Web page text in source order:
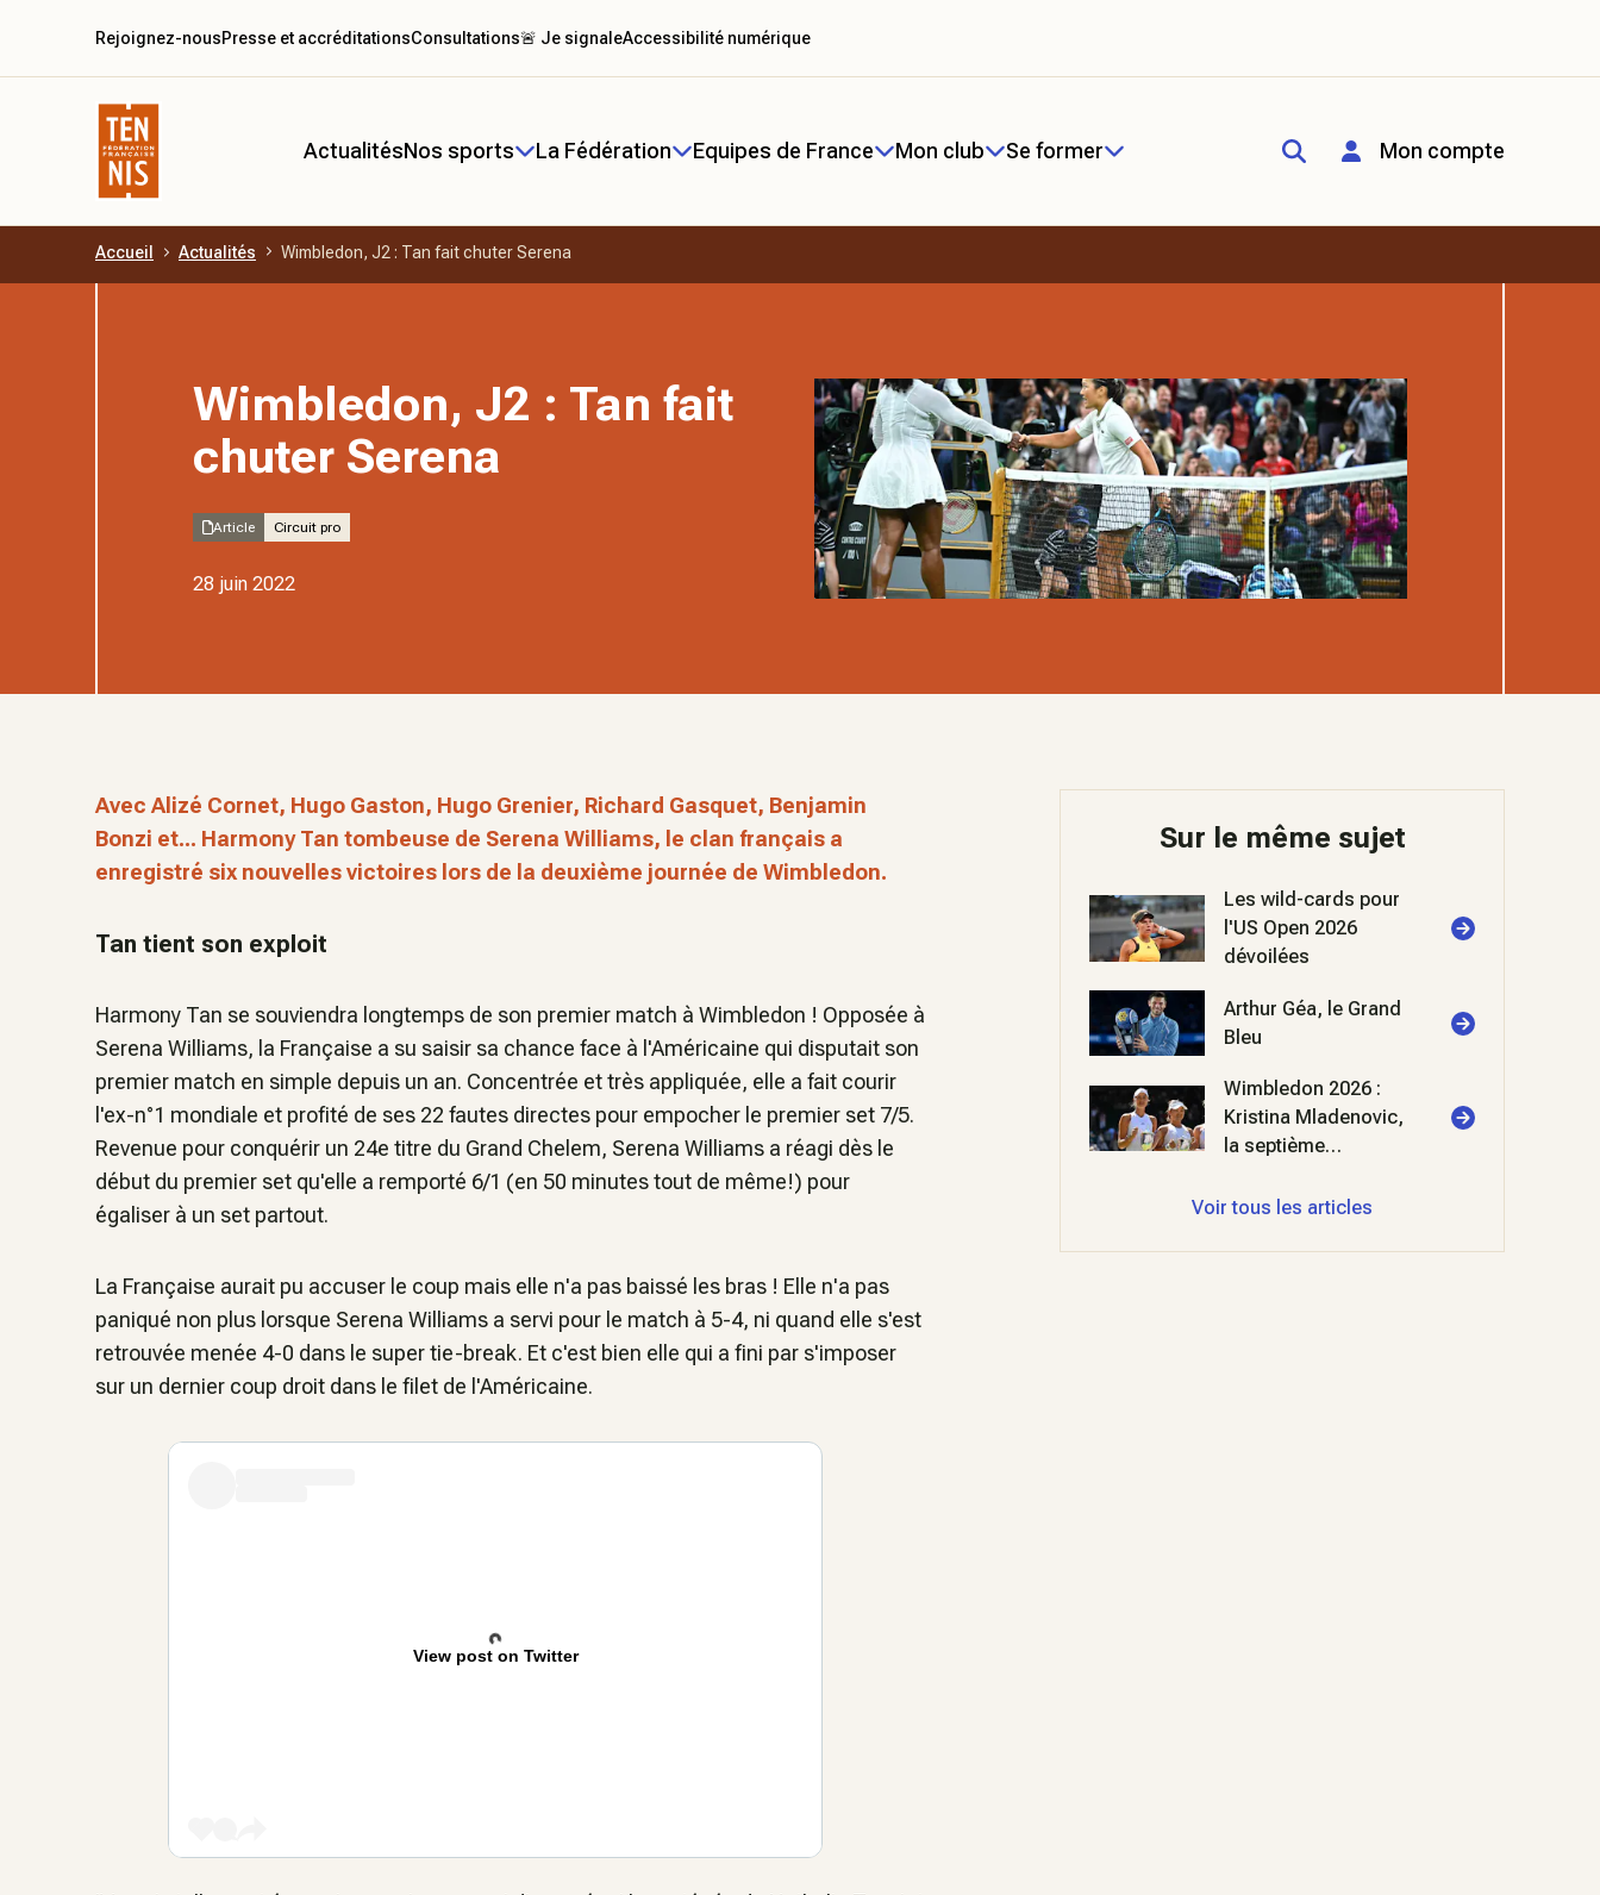
Aller au contenu principal
ActualitésNos sports La Fédération Equipes de France Mon club Se former Mon compte
Rejoignez-nousPresse et accréditationsConsultations🚨 Je signaleAccessibilité numérique
Accueil Actualités Wimbledon, J2 : Tan fait chuter Serena
Wimbledon, J2 : Tan fait
chuter Serena
Article Circuit pro
28 juin 2022
Avec Alizé Cornet, Hugo Gaston, Hugo Grenier, Richard Gasquet, Benjamin
Bonzi et... Harmony Tan tombeuse de Serena Williams, le clan français a
enregistré six nouvelles victoires lors de la deuxième journée de Wimbledon.
Tan tient son exploit
Harmony Tan se souviendra longtemps de son premier match à Wimbledon ! Opposée à
Serena Williams, la Française a su saisir sa chance face à l'Américaine qui disputait son
premier match en simple depuis un an. Concentrée et très appliquée, elle a fait courir
l'ex-n°1 mondiale et profité de ses 22 fautes directes pour empocher le premier set 7/5.
Revenue pour conquérir un 24e titre du Grand Chelem, Serena Williams a réagi dès le
début du premier set qu'elle a remporté 6/1 (en 50 minutes tout de même!) pour
égaliser à un set partout.
La Française aurait pu accuser le coup mais elle n'a pas baissé les bras ! Elle n'a pas
paniqué non plus lorsque Serena Williams a servi pour le match à 5-4, ni quand elle s'est
retrouvée menée 4-0 dans le super tie-break. Et c'est bien elle qui a fini par s'imposer
sur un dernier coup droit dans le filet de l'Américaine.
View post on Twitter
Sur le même sujet
Les wild-cards pour
l'US Open 2026
dévoilées
Arthur Géa, le Grand
Bleu
Wimbledon 2026 :
Kristina Mladenovic,
la septième
Voir tous les articles